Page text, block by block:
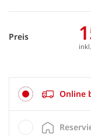
Preis
Online